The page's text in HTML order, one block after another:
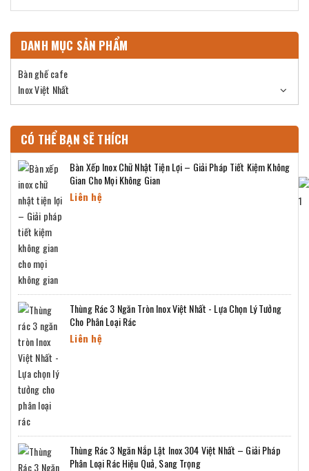
DANH MỤC SẢN PHẨM
Bàn ghế cafe
Inox Việt Nhất
CÓ THỂ BẠN SẼ THÍCH
Bàn Xếp Inox Chữ Nhật Tiện Lợi – Giải Pháp Tiết Kiệm Không
Gian Cho Mọi Không Gian
Liên hệ
Thùng Rác 3 Ngăn Tròn Inox Việt Nhất - Lựa Chọn Lý Tưởng
Cho Phân Loại Rác
Liên hệ
Thùng Rác 3 Ngăn Nắp Lật Inox 304 Việt Nhất – Giải Pháp
Phân Loại Rác Hiệu Quả, Sang Trọng